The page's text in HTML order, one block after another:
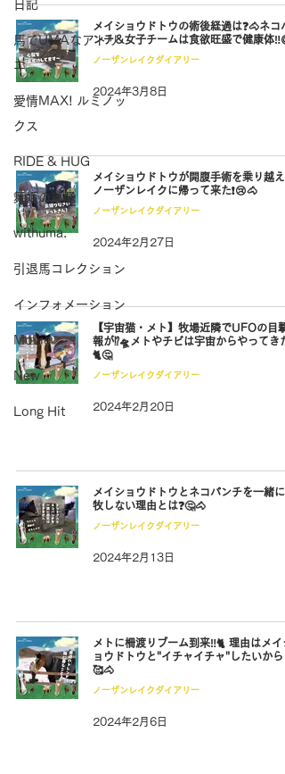
日記
馬でUMAなアトリ
エ
愛情MAX! ルミノッ
クス
RIDE & HUG
舞姫の部屋
withuma.
引退馬コレクション
インフォメーション
Movie
New
Long Hit
メイショウドトウの術後経過は❓🐴ネコパ
ンチ＆女子チームは食欲旺盛で健康体
ノーザンレイクダイアリー
2024年3月8日
メイショウドトウが開腹手術を乗り越え
ノーザンレイクに帰って来た❗😢🐴
ノーザンレイクダイアリー
2024年2月27日
【宇宙猫・メト】牧場近隣でUFOの目
報が⁉🛸メトやチビは宇宙からやってきた
🐈🤔
ノーザンレイクダイアリー
2024年2月20日
メイショウドトウとネコパンチを一緒に
牧しない理由とは❓🤔🐴
ノーザンレイクダイアリー
2024年2月13日
メトに柵渡りブーム到来‼🐈 理由はメイ
ョウドトウと"イチャイチャ"したいから
🥰🐴
ノーザンレイクダイアリー
2024年2月6日